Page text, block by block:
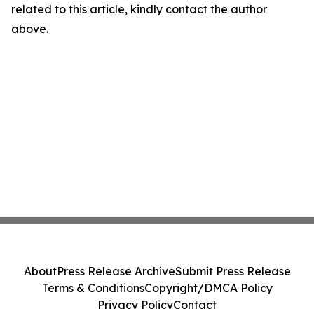
related to this article, kindly contact the author
above.
AboutPress Release ArchiveSubmit Press Release
Terms & ConditionsCopyright/DMCA Policy
Privacy PolicyContact